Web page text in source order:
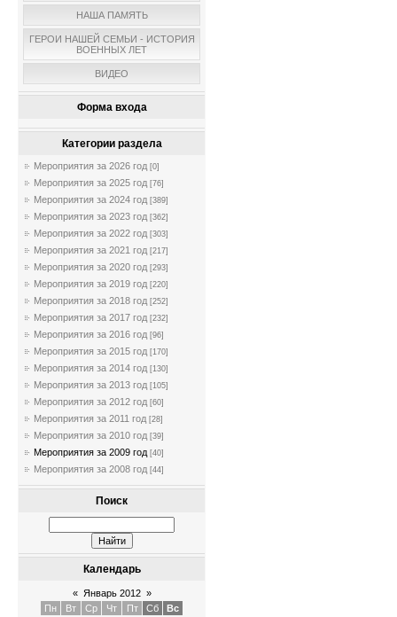
НАША ПАМЯТЬ
ГЕРОИ НАШЕЙ СЕМЬИ - ИСТОРИЯ
ВОЕННЫХ ЛЕТ
ВИДЕО
Форма входа
Категории раздела
Мероприятия за 2026 год [0]
Мероприятия за 2025 год [76]
Мероприятия за 2024 год [389]
Мероприятия за 2023 год [362]
Мероприятия за 2022 год [303]
Мероприятия за 2021 год [217]
Мероприятия за 2020 год [293]
Мероприятия за 2019 год [220]
Мероприятия за 2018 год [252]
Мероприятия за 2017 год [232]
Мероприятия за 2016 год [96]
Мероприятия за 2015 год [170]
Мероприятия за 2014 год [130]
Мероприятия за 2013 год [105]
Мероприятия за 2012 год [60]
Мероприятия за 2011 год [28]
Мероприятия за 2010 год [39]
Мероприятия за 2009 год [40]
Мероприятия за 2008 год [44]
Поиск
Календарь
« Январь 2012 »
Пн
Вт Ср Чт Пт Сб
Вс